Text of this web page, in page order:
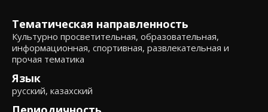
Тематическая направленность
Культурно просветительная, образовательная,
информационная, спортивная, развлекательная и
прочая тематика
Язык
русский, казахский